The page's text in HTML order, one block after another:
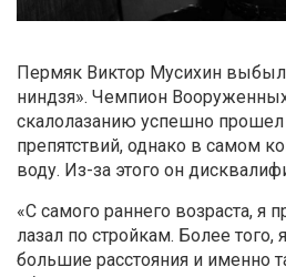
Пермяк Виктор Мусихин выбыл
ниндзя». Чемпион
скалолазанию успешно прошел
препятствий, однако в самом
воду. Из-за этого он
«С самого раннего возраста, я
лазал по стройкам. Более
большие расстояния и именно